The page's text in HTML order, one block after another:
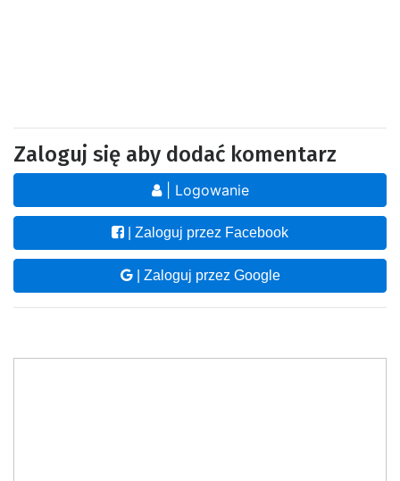
Zaloguj się aby dodać komentarz
| Logowanie
| Zaloguj przez Facebook
| Zaloguj przez Google